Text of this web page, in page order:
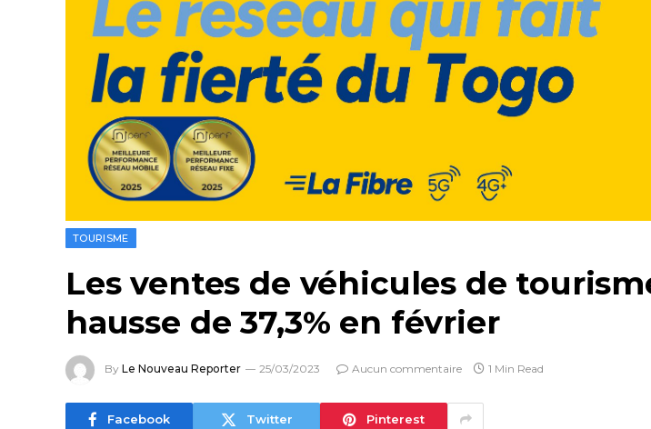
TOURISME
Les ventes de véhicules de
hausse de 37,3% en février
By Le Nouveau Reporter 25/03/2023 Aucun commentaire 1 Min Read
Facebook Twitter Pinterest